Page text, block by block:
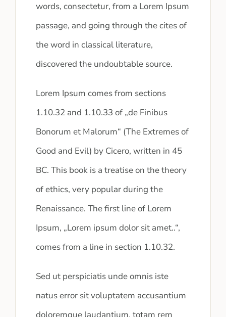
words, consectetur, from a Lorem Ipsum
passage, and going through the cites of
the word in classical literature,
discovered the undoubtable source.
Lorem Ipsum comes from sections
1.10.32 and 1.10.33 of „de Finibus
Bonorum et Malorum“ (The Extremes of
Good and Evil) by Cicero, written in 45
BC. This book is a treatise on the theory
of ethics, very popular during the
Renaissance. The first line of Lorem
Ipsum, „Lorem ipsum dolor sit amet..“,
comes from a line in section 1.10.32.
Sed ut perspiciatis unde omnis iste
natus error sit voluptatem accusantium